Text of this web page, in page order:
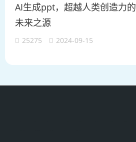
AI生成ppt，超越人类创造力的
未来之源
25275 2024-09-15